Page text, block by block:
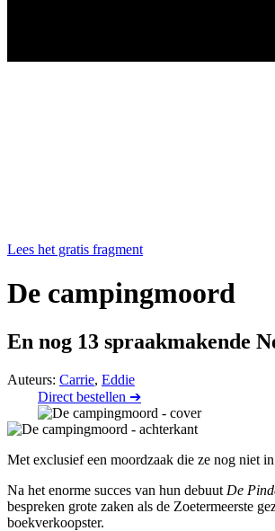
Lees het gratis fragment
De campingmoord
En nog 13 spraakmakende
Auteurs: Carrie, Eddie
Direct bestellen ➔
Met exclusief een moordzaak die ze nog niet
Na het enorme succes van hun debuut De
bespreken grote zaken als de Zoetermeerste
boekverkoopster.